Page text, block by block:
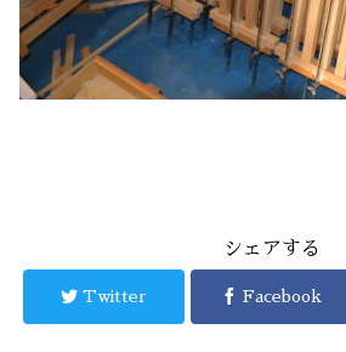
シェアする
Twitter Facebook